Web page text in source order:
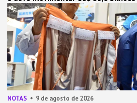
NOTAS 9 de agosto de 2026